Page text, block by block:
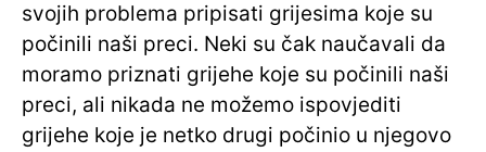
svojih problema pripisati grijesima koje su
počinili naši preci. Neki su čak naučavali da
moramo priznati grijehe koje su počinili naši
preci, ali nikada ne možemo ispovjediti
grijehe koje je netko drugi počinio u njegovo